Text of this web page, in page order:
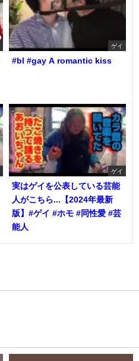
ゲイ
#bl #gay A romantic kiss
ゲイ
実はゲイを公表している芸能
人がこちら...【2024年最新
版】#ゲイ #ホモ #同性愛 #芸
能人